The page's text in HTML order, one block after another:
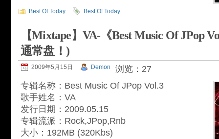
Best Of Today Best Of Today
【Mixtape】VA-《Best Music Of JPop
通常盘！)
2009年5月15日 Demon
浏览：27
专辑名称：Best Music Of JPop Vol.3
歌手姓名：VA
发行日期：2009.05.15
专辑流派：Rock,JPop,Rnb
大小：192MB (320Kbs)